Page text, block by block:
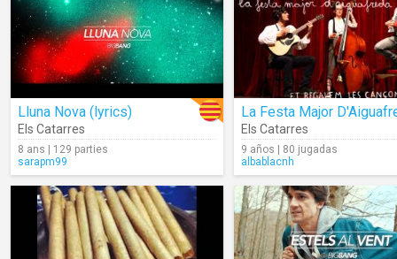
Lluna Nova (lyrics)
Els Catarres
8 ans | 129 parties
sarapm99
La Festa Major
Els Catarres
9 años | 80 jugadas
albablacnh